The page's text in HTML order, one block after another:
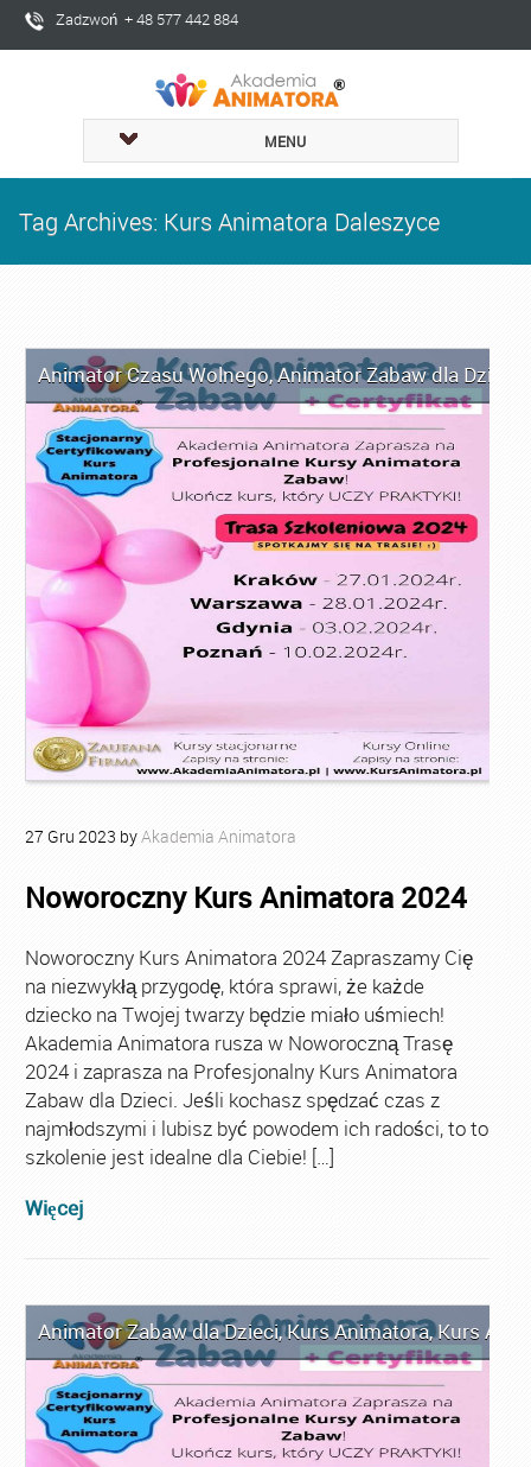
Zadzwoń + 48 577 442 884
MENU
Tag Archives: Kurs Animatora Daleszyce
Animator Czasu Wolnego,Animator Zabaw dla Dzieci
27 Gru 2023 byAkademia Animatora
Noworoczny Kurs Animatora 2024
Noworoczny Kurs Animatora 2024 Zapraszamy Cię
na niezwykłą przygodę, która sprawi, że każde
dziecko na Twojej twarzy będzie miało uśmiech!
Akademia Animatora rusza w Noworoczną Trasę
2024 i zaprasza na Profesjonalny Kurs Animatora
Zabaw dla Dzieci. Jeśli kochasz spędzać czas z
najmłodszymi i lubisz być powodem ich radości, to to
szkolenie jest idealne dla Ciebie! […]
Więcej
Animator Zabaw dla Dzieci,Kurs Animatora,Kurs